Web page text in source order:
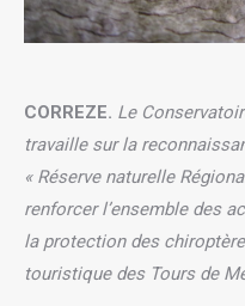
CORREZE. Le
travaille sur la
« Réserve naturelle
renforcer l’ensemble des
la protection des
touristique des Tours de